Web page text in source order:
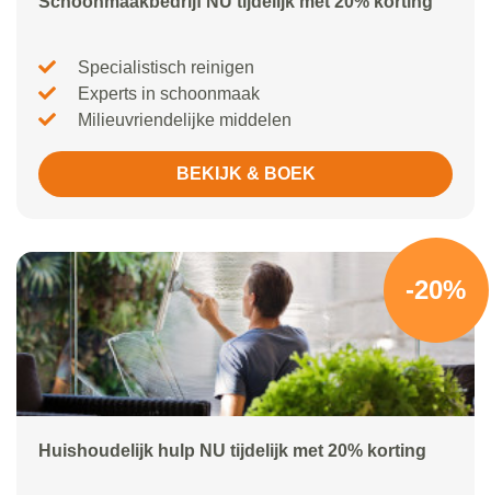
Specialistisch reinigen
Experts in schoonmaak
Milieuvriendelijke middelen
BEKIJK & BOEK
-20%
Huishoudelijk hulp NU tijdelijk met 20% korting